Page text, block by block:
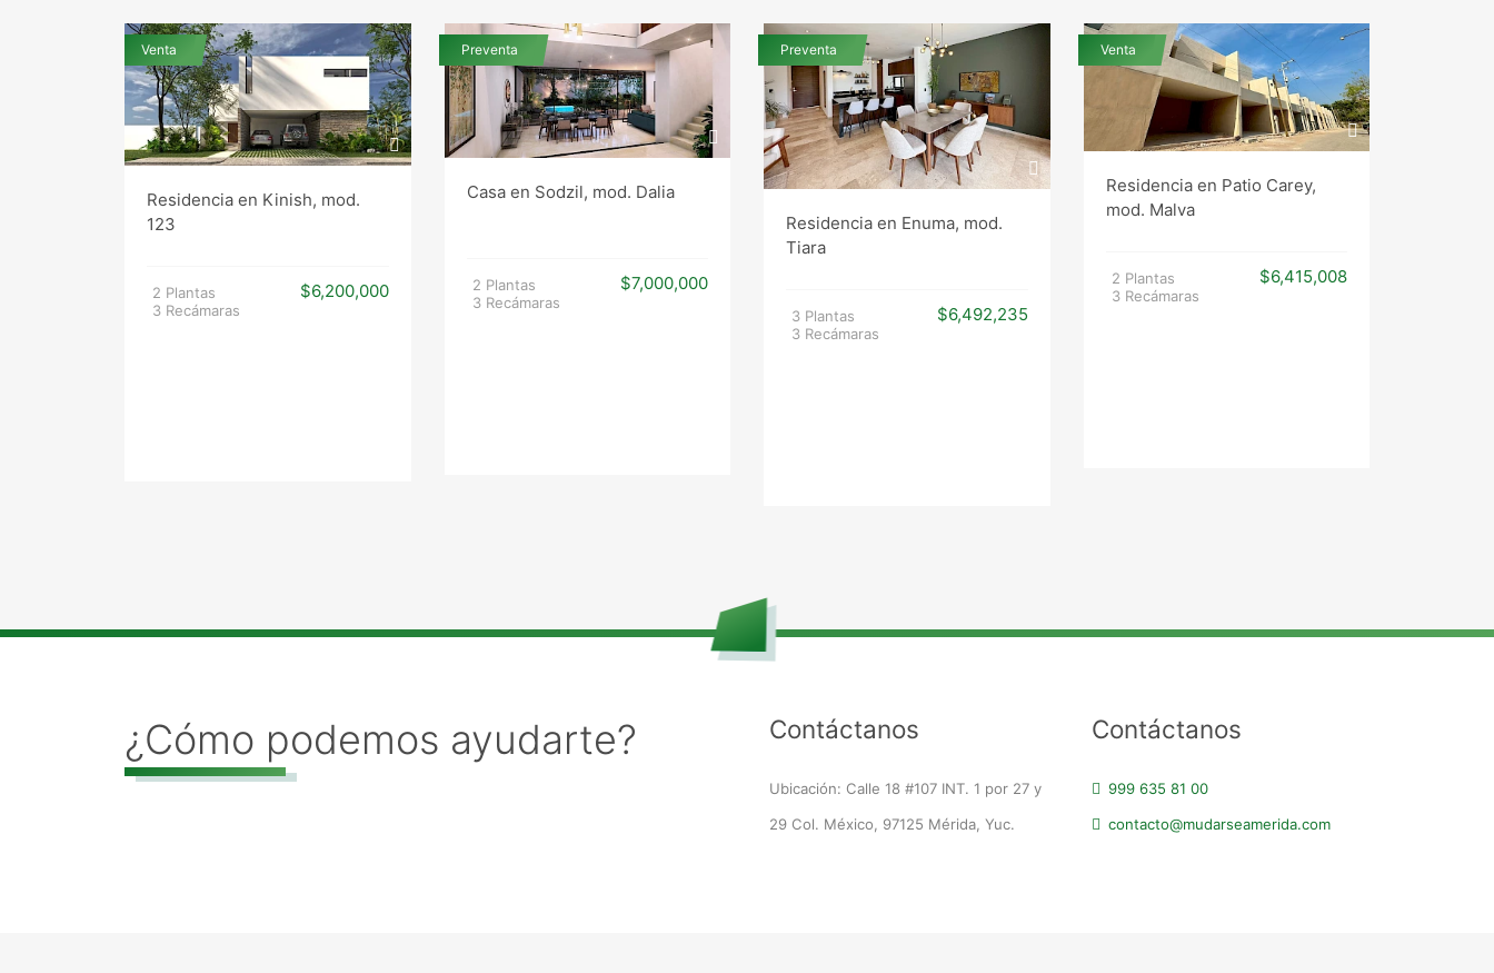
Venta
Residencia en Kinish, mod.
123
2 Plantas
3 Recámaras
$6,200,000
Preventa
Casa en Sodzil, mod. Dalia
2 Plantas
3 Recámaras
$7,000,000
Preventa
Residencia en Enuma, mod.
Tiara
3 Plantas
3 Recámaras
$6,492,235
Venta
Residencia en Patio Carey,
mod. Malva
2 Plantas
3 Recámaras
$6,415,008
¿Cómo podemos ayudarte? Contáctanos
Ubicación: Calle 18 #107 INT. 1 por 27 y
29 Col. México, 97125 Mérida, Yuc.
Contáctanos
999 635 81 00
contacto@mudarseamerida.com